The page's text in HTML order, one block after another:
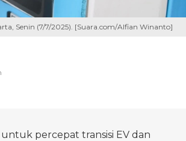
Senin (7/7/2025). [Suara.com/Alfian Winanto]
percepat transisi EV dan